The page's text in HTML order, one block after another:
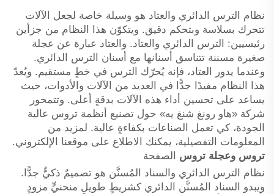
نظام الترس الدائري والعتاد هو وسيلة خاصة لجعل الآلات
تتحرك بسلاسة وبتحكم دقيق. ويتكوّن هذا النظام من جزأين
رئيسيين: الترس الدائري والعتاد. والعتاد عبارة عن عجلة
صغيرة مسننة تتناسق أسنانها مع أسنان الترس الدائري.
وعندما يدور العتاد، فإنه يُحرّك الترس في خطٍ مستقيم. ويُعدّ
هذا النظام مفيدًا جدًّا في العديد من الآلات والأدوات، حيث
يساعد على تحسين أداء هذه الآلات بدقةٍ أعلى. وتتمحور
شركة «هاو رونغ شنغ يه» حول تصنيع أنظمة تروس عالية
الجودة، كي تعمل الصناعات بكفاءةٍ عالية. لمزيد من
المعلومات التفصيلية، يمكنك الاطلاع على موقعنا الإلكتروني.
تروس وعجلة تروس
الصفحة
نظام الترس الدائري والسناد المُسنَّن هو تصميمٌ ذكيٌّ جدًّا.
ويبدو السناد المُسنَّن الدائري كشريطٍ طويلٍ منحنيٍّ مزودٍ